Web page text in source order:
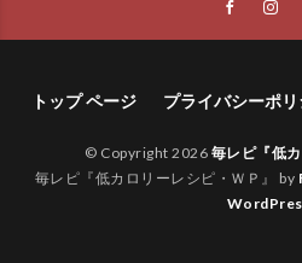
トップ ページ プライバシーポリ
© Copyright 2026 毎レピ『低
毎レピ『低カロリーレシピ・ＷＰ』 by